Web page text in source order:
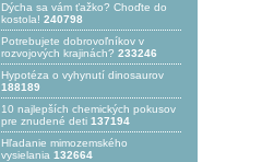
Dýcha sa vám ťažko? Choďte do
kostola! 240798
Potrebujet​e dobrovoľníkov v
rozvojovýc​h krajinách? 233246
Hypotéza o vyhynutí dinosaurov
188189
10 najlepších chemických pokusov
pre znudené deti 137194
Hľadanie mimozemského
vysielania 132664